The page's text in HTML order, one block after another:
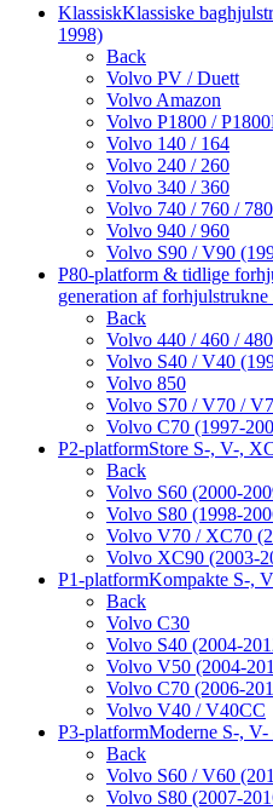
KlassiskKlassiske
1998)
Back
Volvo PV / Duett
Volvo Amazon
Volvo P1800 /
Volvo 140 / 164
Volvo 240 / 260
Volvo 340 / 360
Volvo 740 / 760 / 780
Volvo 940 / 960
Volvo S90 / V90
P80-platform & tidlige
generation af
Back
Volvo 440 / 460 / 480
Volvo S40 / V40
Volvo 850
Volvo S70 / V70 /
Volvo C70 (1997-
P2-platformStore S-, V-,
Back
Volvo S60 (2000-
Volvo S80 (1998-
Volvo V70 / XC70
Volvo XC90 (2003-
P1-platformKompakte S-,
Back
Volvo C30
Volvo S40 (2004-
Volvo V50 (2004-
Volvo C70 (2006-
Volvo V40 / V40CC
P3-platformModerne S-,
Back
Volvo S60 / V60
Volvo S80 (2007-